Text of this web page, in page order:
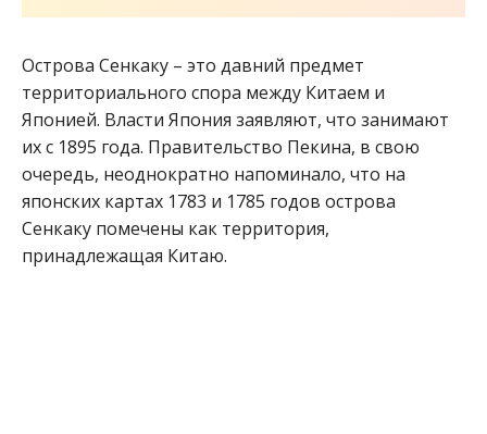
Острова Сенкаку – это давний предмет
территориального спора между Китаем и
Японией. Власти Япония заявляют, что занимают
их с 1895 года. Правительство Пекина, в свою
очередь, неоднократно напоминало, что на
японских картах 1783 и 1785 годов острова
Сенкаку помечены как территория,
принадлежащая Китаю.